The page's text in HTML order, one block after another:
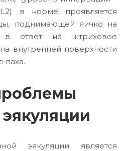
в норме проявляется
поднимающей яичко на
ответ на штриховое
внутренней поверхности
паха.
эякуляции является